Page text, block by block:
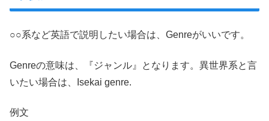
○○系など英語で説明したい場合は、Genreがいいです。
Genreの意味は、『ジャンル』となります。異世界系と言
いたい場合は、Isekai genre.
例文